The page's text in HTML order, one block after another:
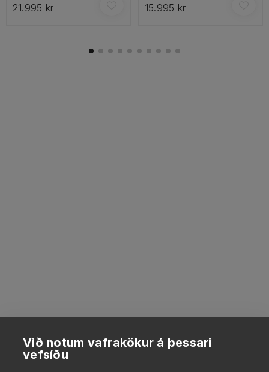
Við notum vafrakökur á þessari
vefsíðu
21.995 kr 15.995 kr